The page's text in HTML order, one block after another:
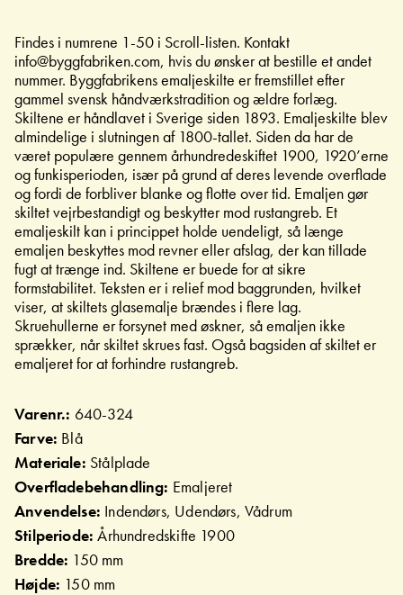
Findes i numrene 1-50 i Scroll-listen. Kontakt
info@byggfabriken.com, hvis du ønsker at bestille et andet
nummer. Byggfabrikens emaljeskilte er fremstillet efter
gammel svensk håndværkstradition og ældre forlæg.
Skiltene er håndlavet i Sverige siden 1893. Emaljeskilte blev
almindelige i slutningen af 1800-tallet. Siden da har de
været populære gennem århundredeskiftet 1900, 1920’erne
og funkisperioden, især på grund af deres levende overflade
og fordi de forbliver blanke og flotte over tid. Emaljen gør
skiltet vejrbestandigt og beskytter mod rustangreb. Et
emaljeskilt kan i princippet holde uendeligt, så længe
emaljen beskyttes mod revner eller afslag, der kan tillade
fugt at trænge ind. Skiltene er buede for at sikre
formstabilitet. Teksten er i relief mod baggrunden, hvilket
viser, at skiltets glasemalje brændes i flere lag.
Skruehullerne er forsynet med øskner, så emaljen ikke
sprækker, når skiltet skrues fast. Også bagsiden af skiltet er
emaljeret for at forhindre rustangreb.
Varenr.: 640-324
Farve: Blå
Materiale: Stålplade
Overfladebehandling: Emaljeret
Anvendelse: Indendørs, Udendørs, Vådrum
Stilperiode:Århundredskifte 1900
Bredde: 150 mm
Højde: 150 mm